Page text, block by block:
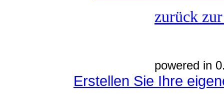
zurück
powered in
Erstellen Sie Ihre